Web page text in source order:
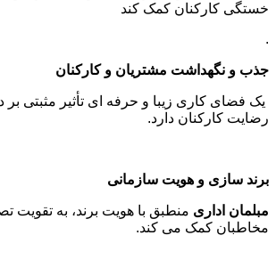
خستگی کارکنان کمک کند
.
جذب و نگهداشت مشتریان و کارکنان
یک فضای کاری زیبا و حرفه ای تأثیر مثبتی بر
رضایت کارکنان دارد.
برند سازی و هویت سازمانی
مبلمان اداری منطبق با هویت برند، به تقویت
مخاطبان کمک می کند.